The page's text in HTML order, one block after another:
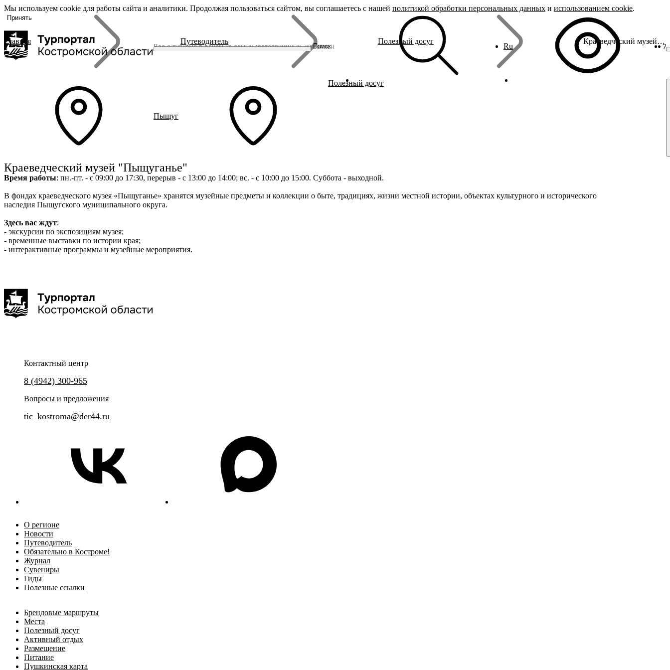
Поиск Ru ?
О регионе
О регионе
Журнал
Бренды
Родина Снегурочки
Династия Романовых
Ювелирная столица
Гусиная столица
Брендовые маршруты
Полезный досуг
Активный отдых
События
Ru
Главная Путеводитель Полезный досуг Краеведческий музей "Пыщуганье"
Пыщуг
Полезный досуг
Краеведческий музей "Пыщуганье"
Время работы: пн.-пт. - с 09:00 до 17:30, перерыв - с 13:00 до 14:00; вс. - с 10:00 до 15:00. Суббота - выходной.
В фондах краеведческого музея «Пыщуганье» хранятся музейные предметы и коллекции о быте, традициях, жизни местной истории, объектах культурного и исторического
наследия Пыщугского муниципального округа.
Здесь вас ждут:
- экскурсии по экспозициям музея;
- временные выставки по истории края;
- интерактивные программы и музейные мероприятия.
Контактный центр
8 (4942) 300-965
Вопросы и предложения
tic_kostroma@der44.ru
О регионе
Новости
Путеводитель
Обязательно в Костроме!
Журнал
Сувениры
Гиды
Полезные ссылки
Брендовые маршруты
Места
Полезный досуг
Активный отдых
Размещение
Питание
Пушкинская карта
Мы используем cookie для работы сайта и аналитики. Продолжая пользоваться сайтом, вы соглашаетесь с нашей политикой обработки персональных данных и использованием cookie.
Принять
«Задать
вопрос», вы
с
политикой
обработки
персональных
данных